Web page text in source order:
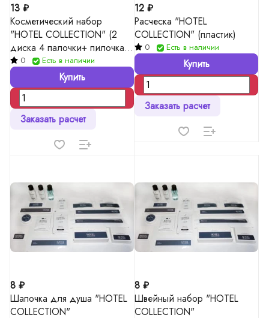
13 ₽
Косметический набор
"HOTEL COLLECTION" (2
диска 4 палочки+ пилочка 8
см )
0 Есть в наличии
Купить
Заказать расчет
12 ₽
Расческа "HOTEL
COLLECTION" (пластик)
0 Есть в наличии
Купить
Заказать расчет
8 ₽
Шапочка для душа "HOTEL
COLLECTION"
8 ₽
Швейный набор "HOTEL
COLLECTION"